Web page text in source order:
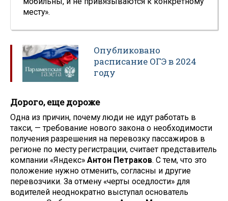
месту».
Опубликовано
расписание ОГЭ в 2024
году
Дорого, еще дороже
Одна из причин, почему люди не идут работать в
такси, — требование нового закона о необходимости
получения разрешения на перевозку пассажиров в
регионе по месту регистрации, считает представитель
компании «Яндекс» Антон Петраков. С тем, что это
положение нужно отменить, согласны и другие
перевозчики. За отмену «черты оседлости» для
водителей неоднократно выступал основатель